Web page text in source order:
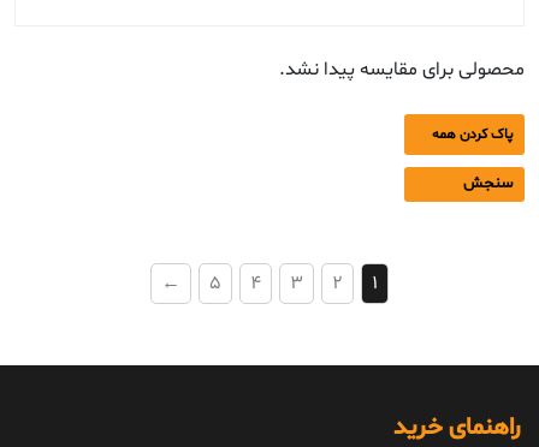
محصولی برای مقایسه پیدا نشد.
پاک کردن همه
سنجش
1
2
3
4
5
←
راهنمای خرید